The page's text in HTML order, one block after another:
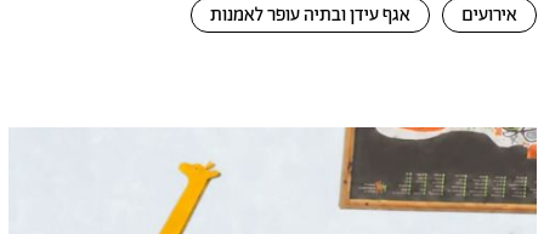
אירועים אגף עידן ובתיה עופר לאמנות